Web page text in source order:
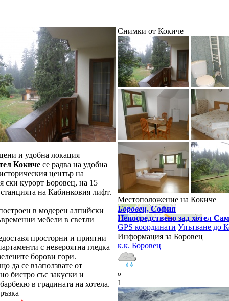
и удобна локация
Кокиче се радва на удобна
център на
ски курорт Боровец, на 15
на Кабинковия лифт.
в модерен алпийски
мебели в светли
просторни и приятни
с невероятна гледка
борови гори.
да се възползвате от
бистро със закуски и
в градината на хотела.
Снимки от Кокиче
Местоположение на Кокиче
Боровец, София
Непосредствено зад хотел
GPS координати Упътване до
Информация за Боровец
к.к. Боровец
o
1